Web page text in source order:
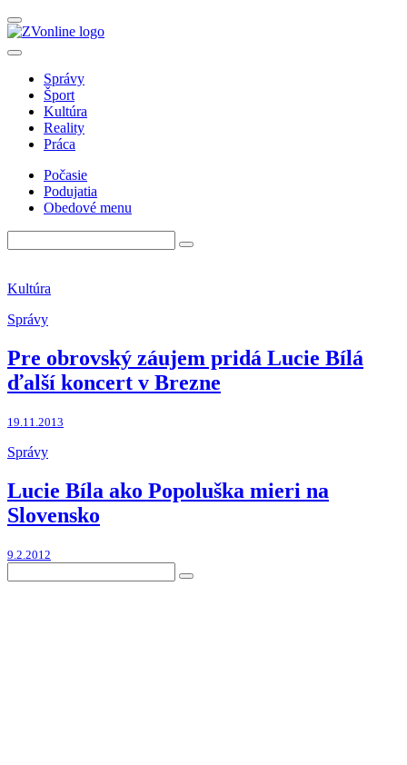
Správy
Šport
Kultúra
Reality
Práca
Počasie
Podujatia
Obedové menu
Kultúra
Správy
Pre obrovský záujem pridá Lucie Bílá
ďalší koncert v Brezne
19.11.2013
Správy
Lucie Bíla ako Popoluška mieri na
Slovensko
9.2.2012